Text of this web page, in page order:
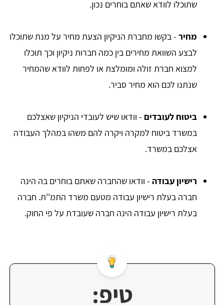
שתוכלו לוודא שאתם בוחרים נכון.
מחיר - בקשו מחברת הניקיון הצעת מחיר על מנת שתוכלו
לבצע השוואת מחירים בין כמה חברות ניקיון וכך תוכלו
למצוא חברת זולה ומומלצת או לפחות לוודא שהמחיר
שנתנו לכם הוא מחיר סביר.
ביטוח לעובדים - וודאו שיש לעובדי הניקיון שאצלכם
במשרד ביטוח למקרה ויקרה להם משהו במהלך העבודה
אצלכם במשרד.
רישיון עבודה - וודאו שהחברה שאתם בוחרים בה הינה
חברה בעלת רישיון עבודה מטעם משרד התמ''ת. חברה
בעלת רישיון עבודה הינה חברה שעובדת על פי החוק.
טיפ: